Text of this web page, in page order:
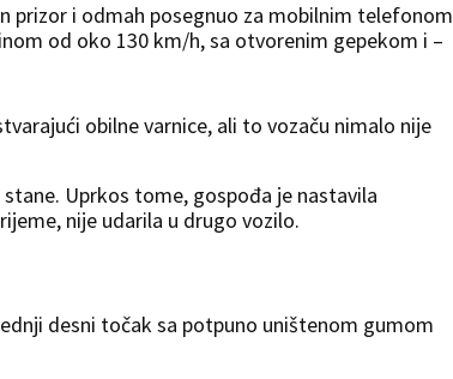
prizor i odmah posegnuo za mobilnim telefonom
od oko 130 km/h, sa otvorenim gepekom i –
obilne varnice, ali to vozaču nimalo nije
Uprkos tome, gospođa je nastavila
nije udarila u drugo vozilo.
desni točak sa potpuno uništenom gumom